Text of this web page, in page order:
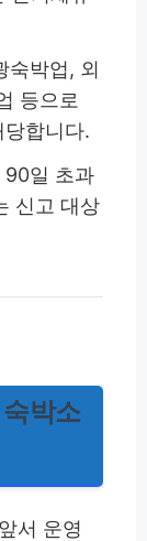
숙박업, 외
등으로
합니다.
90일 초과
신고 대상
박소
서 운영